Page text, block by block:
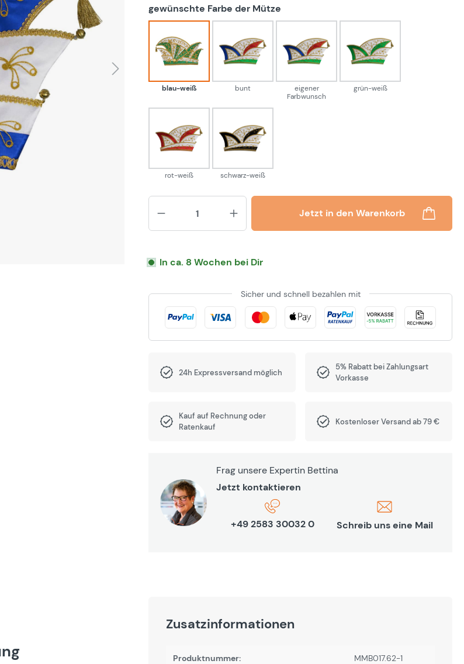
gewünschte Farbe der Mütze
blau-weiß
blau-weiß
bunt
bunt
eigener Farbwunsch
eigener
Farbwunsch
grün-weiß
grün-weiß
rot-weiß
rot-weiß
schwarz-weiß
schwarz-weiß
Produkt Anzahl: Gib den
Jetzt in den Warenkorb
In ca. 8 Wochen bei Dir
Sicher und schnell bezahlen mit
24h Expressversand möglich
5% Rabatt bei Zahlungsart
Vorkasse
Kauf auf Rechnung oder
Ratenkauf
Kostenloser Versand ab 79 €
Frag unsere Expertin Bettina
Jetzt kontaktieren
+49 2583 30032 0 Schreib uns eine Mail
Zusatzinformationen
Produktnummer: MMB017.62-1